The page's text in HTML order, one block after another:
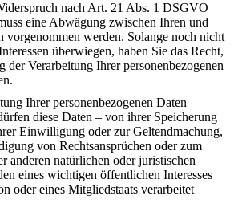
nach Art. 21 Abs. 1 DSGVO
eine Abwägung zwischen Ihren und
vorgenommen werden. Solange noch nicht
überwiegen, haben Sie das Recht,
der Verarbeitung Ihrer personenbezogenen
Ihrer personenbezogenen Daten
diese Daten – von ihrer Speicherung
Einwilligung oder zur Geltendmachung,
von Rechtsansprüchen oder zum
anderen natürlichen oder juristischen
eines wichtigen öffentlichen Interesses
oder eines Mitgliedstaats verarbeitet